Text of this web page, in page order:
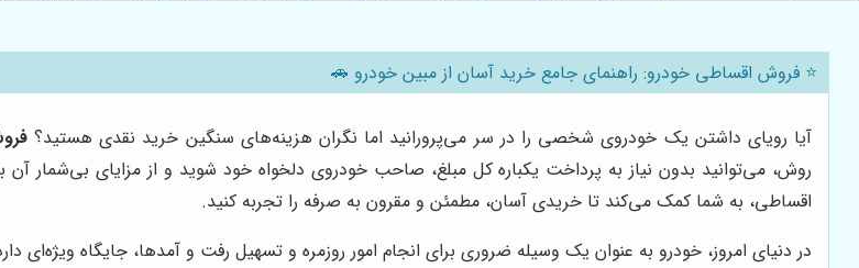
⭐️ فروش اقساطی خودرو: راهنمای جامع خرید آسان از مبین خودرو 🚗
آیا رویای داشتن یک خودروی شخصی را در سر می‌پرورانید اما نگران هزینه‌های سنگین خرید نقدی هستید؟
روش، می‌توانید بدون نیاز به پرداخت یکباره کل مبلغ، صاحب خودروی دلخواه خود شوید و از مزایای بی‌شمار آن
اقساطی، به شما کمک می‌کند تا خریدی آسان، مطمئن و مقرون به صرفه را تجربه کنید.
در دنیای امروز، خودرو به عنوان یک وسیله ضروری برای انجام امور روزمره و تسهیل رفت و آمدها، جایگاه ویژه‌ای